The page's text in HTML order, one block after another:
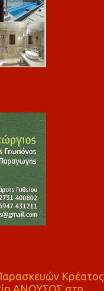
Κρέατος
ΑΝΟΥΣΟΣ στη